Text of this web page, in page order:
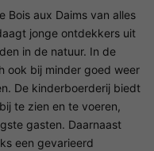
Bois aux Daims van alles
jonge ontdekkers uit
in de natuur. In de
ook bij minder goed weer
De kinderboerderij biedt
te zien en te voeren,
gasten. Daarnaast
een gevarieerd